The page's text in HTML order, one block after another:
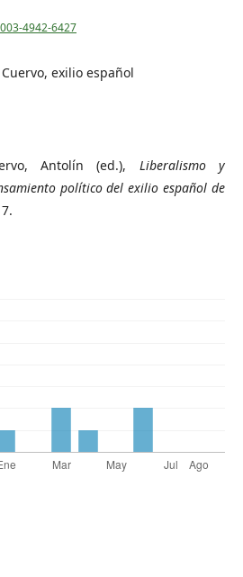
4942-6427
exilio español
Antolín (ed.), Liberalismo y
político del exilio español de